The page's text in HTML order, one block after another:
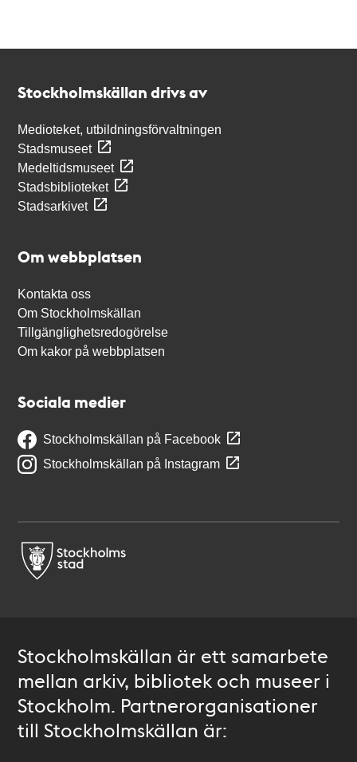
Stockholmskällan drivs av
Medioteket, utbildningsförvaltningen
Stadsmuseet
Medeltidsmuseet
Stadsbiblioteket
Stadsarkivet
Om webbplatsen
Kontakta oss
Om Stockholmskällan
Tillgänglighetsredogörelse
Om kakor på webbplatsen
Sociala medier
Stockholmskällan på Facebook
Stockholmskällan på Instagram
Stockholmskällan är ett samarbete
mellan arkiv, bibliotek och museer i
Stockholm. Partnerorganisationer
till Stockholmskällan är: